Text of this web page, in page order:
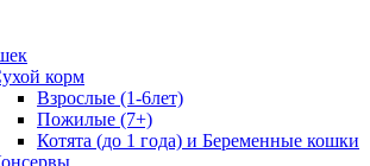
корм
Взрослые (1-6лет)
Пожилые (7+)
Котята (до 1 года) и Беременные кошки